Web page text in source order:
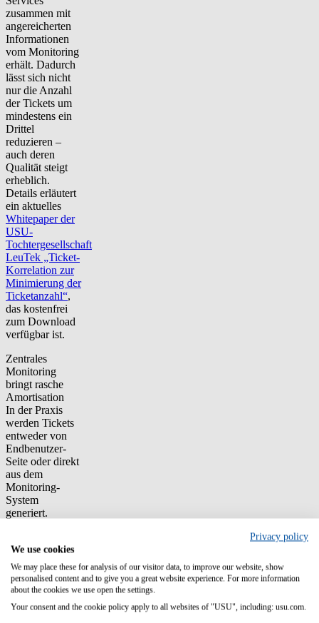
zusammen mit
angereicherten
Informationen
vom Monitoring
erhält. Dadurch
lässt sich nicht
nur die Anzahl
der Tickets um
mindestens ein
Drittel
reduzieren –
auch deren
Qualität steigt
erheblich.
Details erläutert
ein aktuelles
Whitepaper der
USU-
Tochtergesellschaft
LeuTek „Ticket-
Korrelation zur
Minimierung der
Ticketanzahl“,
das kostenfrei
zum Download
verfügbar ist.
Zentrales
Monitoring
bringt rasche
Amortisation
In der Praxis
werden Tickets
entweder von
Endbenutzer-
Seite oder direkt
aus dem
Monitoring-
System
generiert.
zwischen Tickets
werden jedoch
häufig nicht
sofort erkannt.
Daher ist es für
Privacy policy
We use cookies
We may place these for analysis of our visitor data, to improve our website, show
personalised content and to give you a great website experience. For more information
about the cookies we use open the settings.
Your consent and the cookie policy apply to all websites of "USU", including: usu.com.